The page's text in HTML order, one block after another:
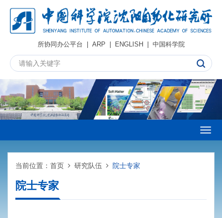
所协同办公平台 | ARP | ENGLISH| 中国科学院
当前位置： 首页 研究队伍 院士专家
院士专家